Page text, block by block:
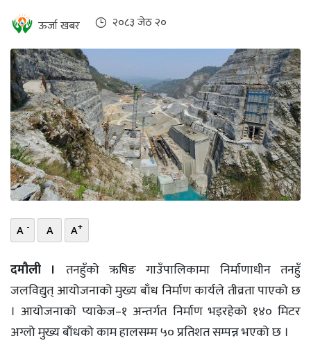
इभी
सम्पादकीय
बैंक
पर्यटन
भिडियो
छापा
खोज
प्रोफाइल
ऊर्जा
विशेष
ऊर्जा खबर २०८३ जेठ २०
A - A A+
दमौली । तनहुँको ऋषिङ गाउँपालिकामा निर्माणाधीन तनहुँ
जलविद्युत् आयोजनाको मुख्य बाँध निर्माण कार्यले तीव्रता पाएको छ
। आयोजनाको प्याकेज–१ अन्तर्गत निर्माण भइरहेको १४० मिटर
अग्लो मुख्य बाँधको काम हालसम्म ५० प्रतिशत सम्पन्न भएको छ ।